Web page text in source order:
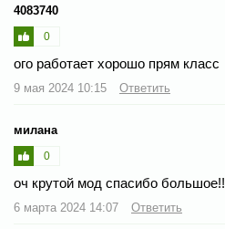
4083740
0
ого работает хорошо прям класс
9 мая 2024 10:15 Ответить
милана
0
оч крутой мод спасибо большое!!
6 марта 2024 14:07 Ответить